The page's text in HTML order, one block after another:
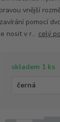
vnější
pomocí
nosit v r... celý
skladem 1 ks